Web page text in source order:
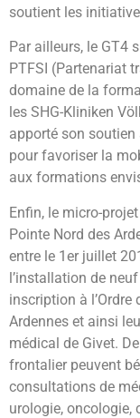
soutient les
Par ailleurs, le GT4
PTFSI (Partenariat
domaine de la
les SHG-Kliniken
apporté son
pour favoriser la
aux formations
Enfin, le micro-
Pointe Nord des
entre le 1er juillet
l’installation de
inscription à
Ardennes et ainsi
médical de Givet.
frontalier peuvent
consultations de
urologie, oncologie,